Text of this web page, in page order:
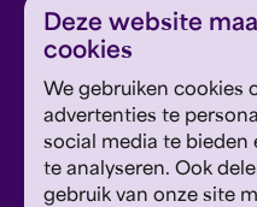
Deze website
cookies
We gebruiken cookies
advertenties te
social media te bieden
te analyseren. Ook
gebruik van onze site
inschrijven
Google's Privacyverklaring
van toepassing.
Geef om Philzuid en
steun ons